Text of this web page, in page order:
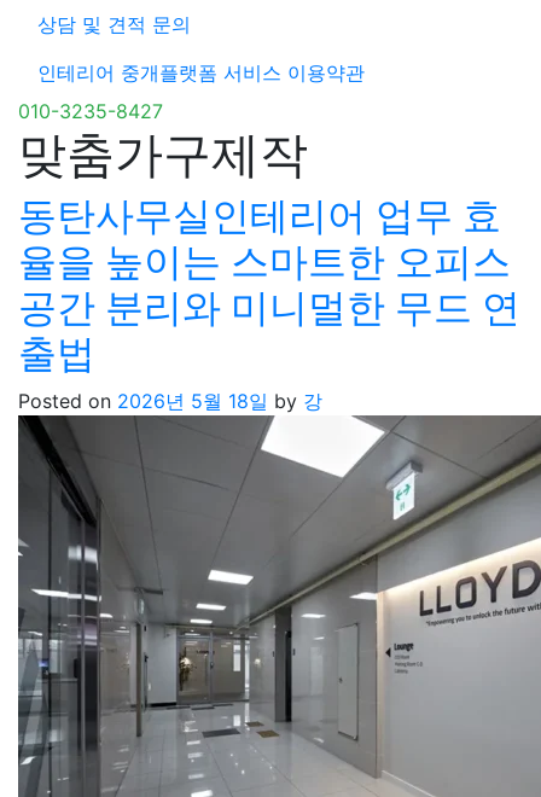
상담 및 견적 문의
인테리어 중개플랫폼 서비스 이용약관
010-3235-8427
맞춤가구제작
동탄사무실인테리어 업무 효
율을 높이는 스마트한 오피스
공간 분리와 미니멀한 무드 연
출법
Posted on 2026년 5월 18일 by 강